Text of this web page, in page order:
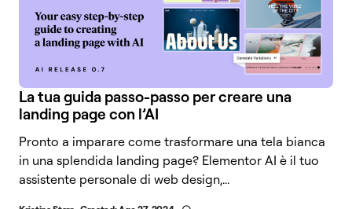
La tua guida passo-passo per creare una
landing page con l’AI
Pronto a imparare come trasformare una tela bianca
in una splendida landing page? Elementor AI è il tuo
assistente personale di web design,...